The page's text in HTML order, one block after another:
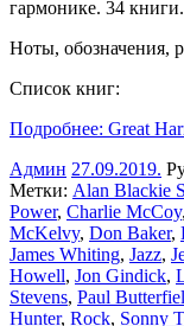
гармонике. 34 книги.
Ноты, обозначения,
Список книг:
Подробнее: Great
Админ 27.09.2019.
Метки: Alan Blackie
Power, Charlie McCoy,
McKelvy, Don Baker,
James Whiting, Jazz,
Howell, Jon Gindick,
Stevens, Paul
Hunter, Rock, Sonny